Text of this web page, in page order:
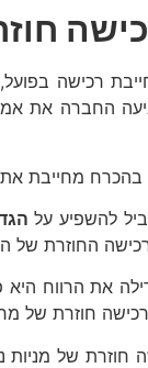
רכישה
החברה את
מחייבת
להשפיע על
החוזרת של
את הרווח היא
חוזרת של
חוזרת של